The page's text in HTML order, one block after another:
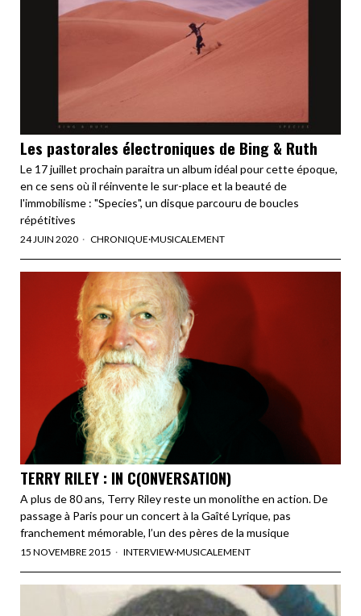
Les pastorales électroniques de Bing & Ruth
Le 17 juillet prochain paraitra un album idéal pour cette époque,
en ce sens où il réinvente le sur-place et la beauté de
l'immobilisme : "Species", un disque parcouru de boucles
répétitives
24 JUIN 2020 CHRONIQUE·MUSICALEMENT
TERRY RILEY : IN C(ONVERSATION)
A plus de 80 ans, Terry Riley reste un monolithe en action. De
passage à Paris pour un concert à la Gaîté Lyrique, pas
franchement mémorable, l’un des pères de la musique
15 NOVEMBRE 2015 INTERVIEW·MUSICALEMENT